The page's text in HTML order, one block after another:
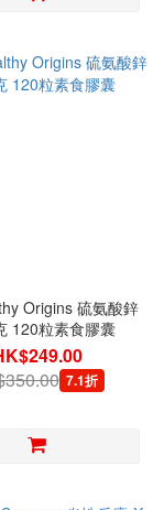
Origins 硫氨酸鋅
120粒素食膠囊
7.1折